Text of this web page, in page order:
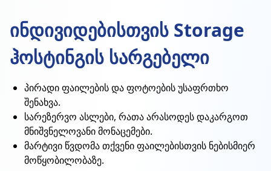
ინდივიდებისთვის Storage
ჰოსტინგის სარგებელი
პირადი ფაილების და ფოტოების უსაფრთხო
შენახვა.
სარეზერვო ასლები, რათა არასოდეს დაკარგოთ
მნიშვნელოვანი მონაცემები.
მარტივი წვდომა თქვენი ფაილებისთვის ნებისმიერ
მოწყობილობაზე.